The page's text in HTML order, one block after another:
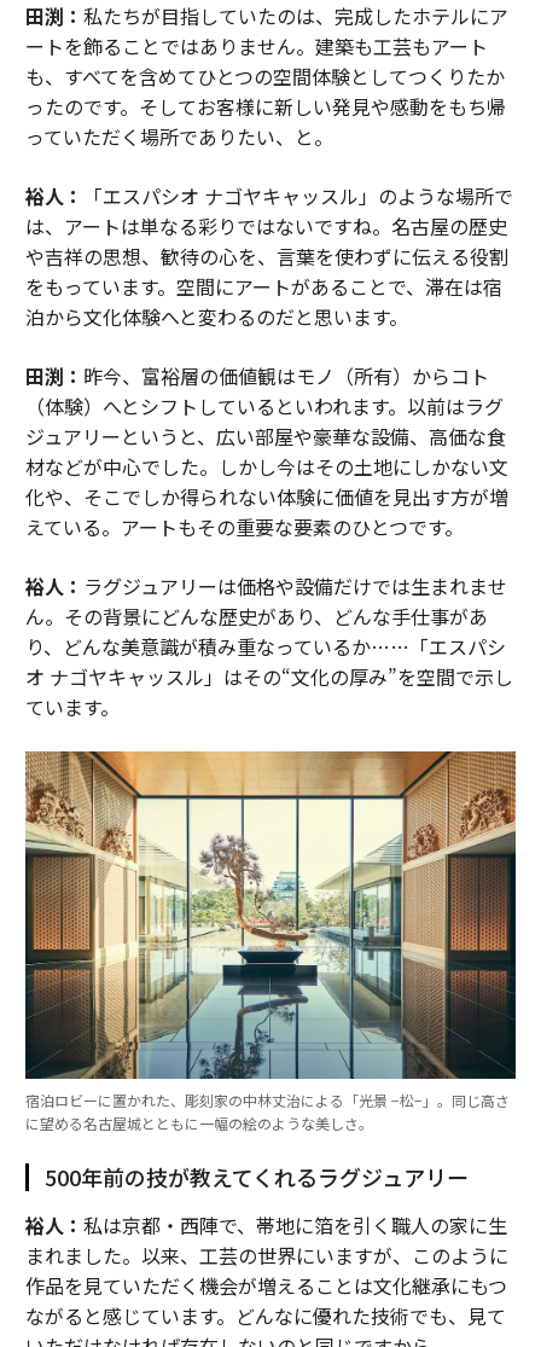
田渕： 私たちが目指していたのは、完成したホテルにア
ートを飾ることではありません。建築も工芸もアート
も、すべてを含めてひとつの空間体験としてつくりたか
ったのです。そしてお客様に新しい発見や感動をもち帰
っていただく場所でありたい、と。
裕人：
「エスパシオ ナゴヤキャッスル」のような場所で
は、アートは単なる彩りではないですね。名古屋の歴史
や吉祥の思想、歓待の心を、言葉を使わずに伝える役割
をもっています。空間にアートがあることで、滞在は宿
泊から文化体験へと変わるのだと思います。
田渕： 昨今、富裕層の価値観はモノ（所有）からコト
（体験）へとシフトしているといわれます。以前はラグ
ジュアリーというと、広い部屋や豪華な設備、高価な食
材などが中心でした。しかし今はその土地にしかない文
化や、そこでしか得られない体験に価値を見出す方が増
えている。アートもその重要な要素のひとつです。
裕人： ラグジュアリーは価格や設備だけでは生まれませ
ん。その背景にどんな歴史があり、どんな手仕事があ
り、どんな美意識が積み重なっているか……「エスパシ
オ ナゴヤキャッスル」はその“文化の厚み”を空間で示し
ています。
宿泊ロビーに置かれた、彫刻家の中林丈治による「光景 −松−」。同じ高さ
に望める名古屋城とともに一幅の絵のような美しさ。
500年前の技が教えてくれるラグジュアリー
裕人： 私は京都・西陣で、帯地に箔を引く職人の家に生
まれました。以来、工芸の世界にいますが、このように
作品を見ていただく機会が増えることは文化継承にもつ
ながると感じています。どんなに優れた技術でも、見て